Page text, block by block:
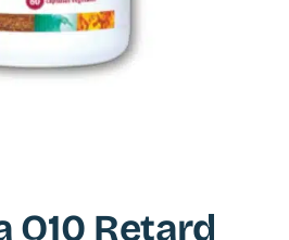
Q10 Retard